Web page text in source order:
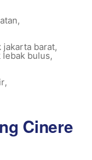
,
jakarta barat,
bulus,
,
Cinere